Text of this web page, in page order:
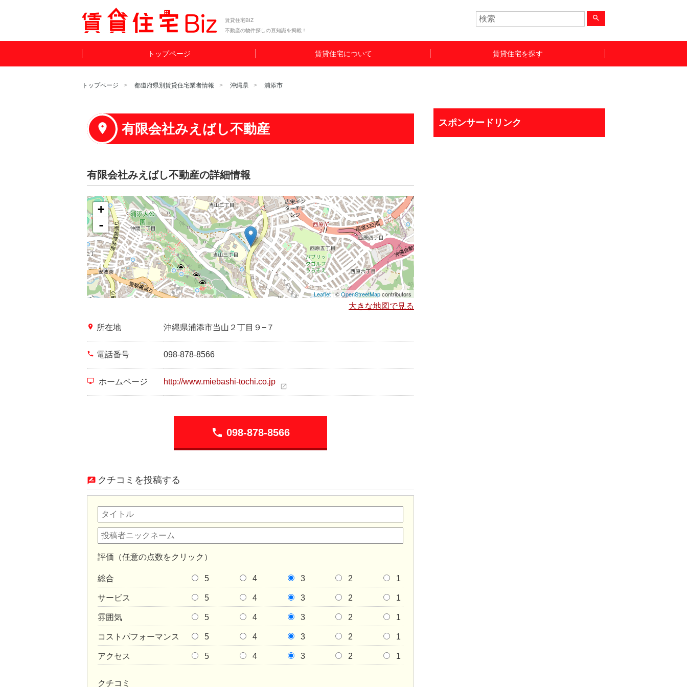
賃貸住宅BIZ
不動産の物件探しの豆知識を掲載！
search
トップページ 賃貸住宅について 賃貸住宅を探す
トップページ 都道府県別賃貸住宅業者情報 沖縄県 浦添市
有限会社みえばし不動産
有限会社みえばし不動産の詳細情報
+
-
Leaflet| ©OpenStreetMapcontributors
大きな地図で見る
place 所在地 沖縄県浦添市当山２丁目９−７
phone 電話番号 098-878-8566
desktop_windows ホームページ http://www.miebashi-tochi.co.jp
open_in_new
phone 098-878-8566
クチコミを投稿する
評価（任意の点数をクリック）
総合 5 4 3 2 1
サービス 5 4 3 2 1
雰囲気 5 4 3 2 1
コストパフォーマンス 5 4 3 2 1
アクセス 5 4 3 2 1
クチコミ
スポンサードリンク